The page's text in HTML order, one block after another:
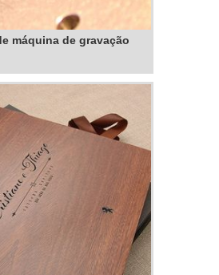
máquina de gravação